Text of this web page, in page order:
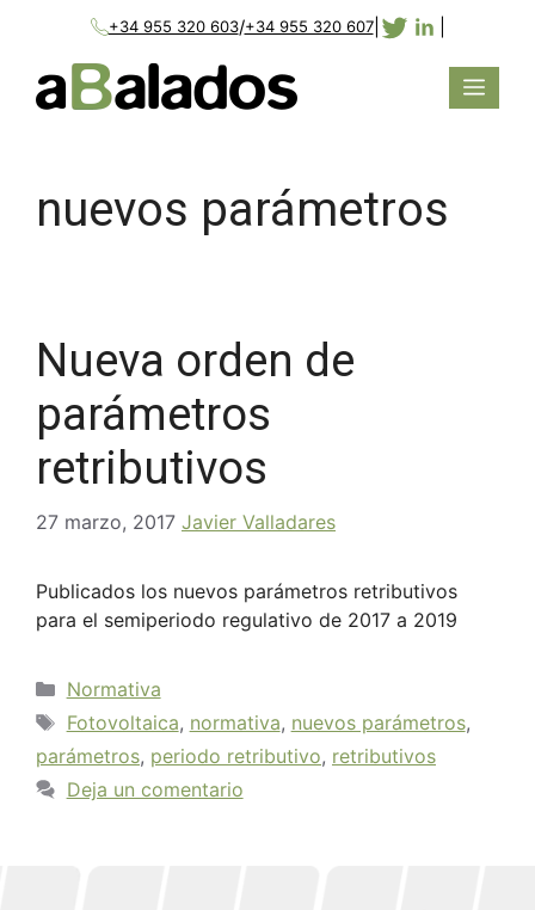
+34 955 320 603/+34 955 320 607|
nuevos parámetros
Nueva orden de
parámetros
retributivos
27 marzo, 2017 Javier Valladares
Publicados los nuevos parámetros retributivos
para el semiperiodo regulativo de 2017 a 2019
Normativa
Fotovoltaica, normativa, nuevos parámetros,
parámetros, periodo retributivo, retributivos
Deja un comentario